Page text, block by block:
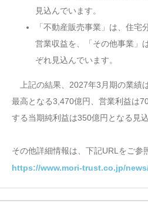
見込んでいます。
「不動産販売事業」は、住
営業収益を、「その他事業」
ぞれ見込んでいます。
上記の結果、2027年3月期の業績
最高となる3,470億円、営業利益は
する当期純利益は350億円となる見込
その他詳細情報は、下記URLをご参
https://www.mori-trust.co.jp/